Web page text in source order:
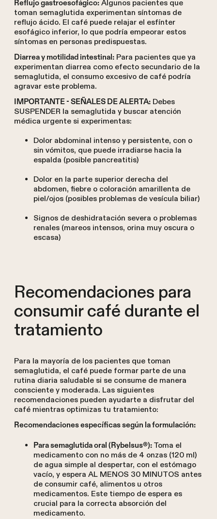
Reflujo gastroesofágico:Algunos pacientes que
toman semaglutida experimentan síntomas de
reflujo ácido. El café puede relajar el esfínter
esofágico inferior, lo que podría empeorar estos
síntomas en personas predispuestas.
Diarrea y motilidad intestinal:Para pacientes que ya
experimentan diarrea como efecto secundario de la
semaglutida, el consumo excesivo de café podría
agravar este problema.
IMPORTANTE - SEÑALES DE ALERTA:Debes
SUSPENDER la semaglutida y buscar atención
médica urgente si experimentas:
Dolor abdominal intenso y persistente, con o
sin vómitos, que puede irradiarse hacia la
espalda (posible pancreatitis)
Dolor en la parte superior derecha del
abdomen, fiebre o coloración amarillenta de
piel/ojos (posibles problemas de vesícula biliar)
Signos de deshidratación severa o problemas
renales (mareos intensos, orina muy oscura o
escasa)
Recomendaciones para
consumir café durante el
tratamiento
Para la mayoría de los pacientes que toman
semaglutida, el café puede formar parte de una
rutina diaria saludable si se consume de manera
consciente y moderada. Las siguientes
recomendaciones pueden ayudarte a disfrutar del
café mientras optimizas tu tratamiento:
Recomendaciones específicas según la formulación:
Para semaglutida oral (Rybelsus®):Toma el
medicamento con no más de 4 onzas (120 ml)
de agua simple al despertar, con el estómago
vacío, y espera AL MENOS 30 MINUTOS antes
de consumir café, alimentos u otros
medicamentos. Este tiempo de espera es
crucial para la correcta absorción del
medicamento.